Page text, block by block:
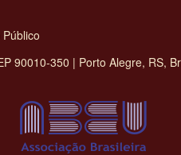
90010-350 | Porto Alegre, RS,